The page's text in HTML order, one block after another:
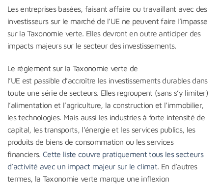
Les entreprises basées, faisant affaire ou travaillant avec des
investisseurs sur le marché de l’UE ne peuvent faire l’impasse
sur la Taxonomie verte. Elles devront en outre anticiper des
impacts majeurs sur le secteur des investissements.
Le règlement sur la Taxonomie verte de
l’UE est passible d’accroître les investissements durables dans
toute une série de secteurs. Elles regroupent (sans s’y limiter)
l’alimentation et l’agriculture, la construction et l’immobilier,
les technologies. Mais aussi les industries à forte intensité de
capital, les transports, l’énergie et les services publics, les
produits de biens de consommation ou les services
financiers. Cette liste couvre pratiquement tous les secteurs
d’activité avec un impact majeur sur le climat. En d’autres
termes, la Taxonomie verte marque une inflexion